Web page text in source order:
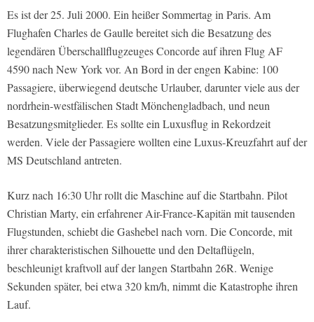
Es ist der 25. Juli 2000. Ein heißer Sommertag in Paris. Am
Flughafen Charles de Gaulle bereitet sich die Besatzung des
legendären Überschallflugzeuges Concorde auf ihren Flug AF
4590 nach New York vor. An Bord in der engen Kabine: 100
Passagiere, überwiegend deutsche Urlauber, darunter viele aus der
nordrhein-westfälischen Stadt Mönchengladbach, und neun
Besatzungsmitglieder. Es sollte ein Luxusflug in Rekordzeit
werden. Viele der Passagiere wollten eine Luxus-Kreuzfahrt auf der
MS Deutschland antreten.
Kurz nach 16:30 Uhr rollt die Maschine auf die Startbahn. Pilot
Christian Marty, ein erfahrener Air-France-Kapitän mit tausenden
Flugstunden, schiebt die Gashebel nach vorn. Die Concorde, mit
ihrer charakteristischen Silhouette und den Deltaflügeln,
beschleunigt kraftvoll auf der langen Startbahn 26R. Wenige
Sekunden später, bei etwa 320 km/h, nimmt die Katastrophe ihren
Lauf.